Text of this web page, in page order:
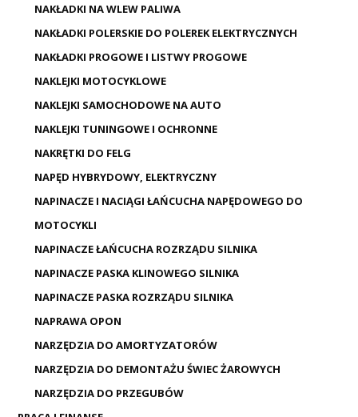
NAKŁADKI NA WLEW PALIWA
NAKŁADKI POLERSKIE DO POLEREK ELEKTRYCZNYCH
NAKŁADKI PROGOWE I LISTWY PROGOWE
NAKLEJKI MOTOCYKLOWE
NAKLEJKI SAMOCHODOWE NA AUTO
NAKLEJKI TUNINGOWE I OCHRONNE
NAKRĘTKI DO FELG
NAPĘD HYBRYDOWY, ELEKTRYCZNY
NAPINACZE I NACIĄGI ŁAŃCUCHA NAPĘDOWEGO DO
MOTOCYKLI
NAPINACZE ŁAŃCUCHA ROZRZĄDU SILNIKA
NAPINACZE PASKA KLINOWEGO SILNIKA
NAPINACZE PASKA ROZRZĄDU SILNIKA
NAPRAWA OPON
NARZĘDZIA DO AMORTYZATORÓW
NARZĘDZIA DO DEMONTAŻU ŚWIEC ŻAROWYCH
NARZĘDZIA DO PRZEGUBÓW